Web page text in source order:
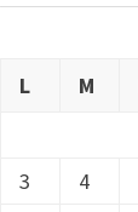
L
M
3
4